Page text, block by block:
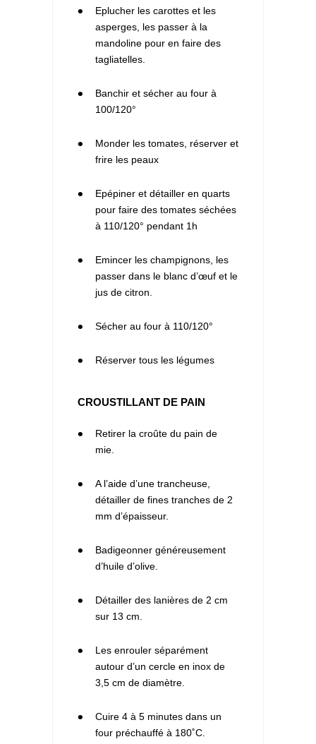
Eplucher les carottes et les
asperges, les passer à la
mandoline pour en faire des
tagliatelles.
Banchir et sécher au four à
100/120°
Monder les tomates, réserver et
frire les peaux
Epépiner et détailler en quarts
pour faire des tomates séchées
à 110/120° pendant 1h
Emincer les champignons, les
passer dans le blanc d’œuf et le
jus de citron.
Sécher au four à 110/120°
Réserver tous les légumes
CROUSTILLANT DE PAIN
Retirer la croûte du pain de
mie.
A l’aide d’une trancheuse,
détailler de fines tranches de 2
mm d’épaisseur.
Badigeonner généreusement
d’huile d’olive.
Détailler des lanières de 2 cm
sur 13 cm.
Les enrouler séparément
autour d’un cercle en inox de
3,5 cm de diamètre.
Cuire 4 à 5 minutes dans un
four préchauffé à 180˚C.